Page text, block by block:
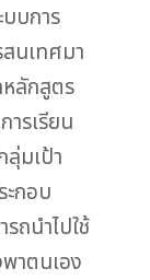
บการ
สนเทศมา
หลักสูตร
ารเรียน
มเป้า
ะกอบ
ถนำไปใช้
าตนเอง